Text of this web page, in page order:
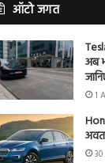
ऑटो जगत
अब
1